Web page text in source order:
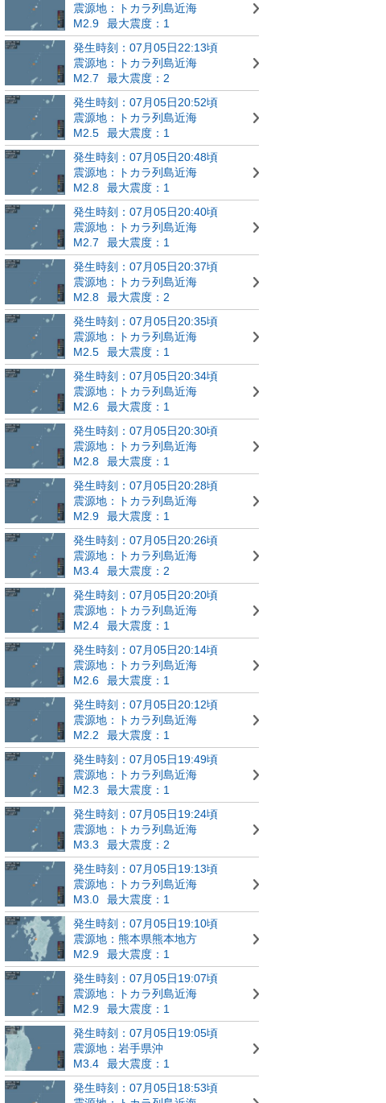
震源地：トカラ列島近海
M2.9
最大震度：1
発生時刻：07月05日22:13頃
震源地：トカラ列島近海
M2.7
最大震度：2
発生時刻：07月05日20:52頃
震源地：トカラ列島近海
M2.5
最大震度：1
発生時刻：07月05日20:48頃
震源地：トカラ列島近海
M2.8
最大震度：1
発生時刻：07月05日20:40頃
震源地：トカラ列島近海
M2.7
最大震度：1
発生時刻：07月05日20:37頃
震源地：トカラ列島近海
M2.8
最大震度：2
発生時刻：07月05日20:35頃
震源地：トカラ列島近海
M2.5
最大震度：1
発生時刻：07月05日20:34頃
震源地：トカラ列島近海
M2.6
最大震度：1
発生時刻：07月05日20:30頃
震源地：トカラ列島近海
M2.8
最大震度：1
発生時刻：07月05日20:28頃
震源地：トカラ列島近海
M2.9
最大震度：1
発生時刻：07月05日20:26頃
震源地：トカラ列島近海
M3.4
最大震度：2
発生時刻：07月05日20:20頃
震源地：トカラ列島近海
M2.4
最大震度：1
発生時刻：07月05日20:14頃
震源地：トカラ列島近海
M2.6
最大震度：1
発生時刻：07月05日20:12頃
震源地：トカラ列島近海
M2.2
最大震度：1
発生時刻：07月05日19:49頃
震源地：トカラ列島近海
M2.3
最大震度：1
発生時刻：07月05日19:24頃
震源地：トカラ列島近海
M3.3
最大震度：2
発生時刻：07月05日19:13頃
震源地：トカラ列島近海
M3.0
最大震度：1
発生時刻：07月05日19:10頃
震源地：熊本県熊本地方
M2.9
最大震度：1
発生時刻：07月05日19:07頃
震源地：トカラ列島近海
M2.9
最大震度：1
発生時刻：07月05日19:05頃
震源地：岩手県沖
M3.4
最大震度：1
発生時刻：07月05日18:53頃